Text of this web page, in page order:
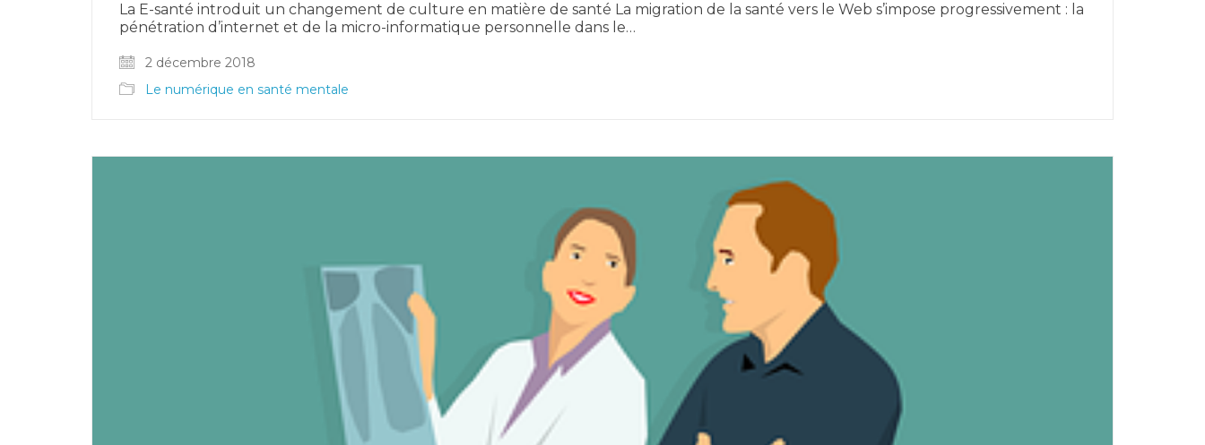
La E-santé introduit un changement de culture en matière de santé La migration de la santé vers le Web s’impose progressivement : la
pénétration d’internet et de la micro-informatique personnelle dans le…
2 décembre 2018
Le numérique en santé mentale